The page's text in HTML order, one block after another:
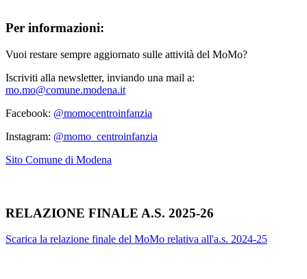
Per informazioni:
Vuoi restare sempre aggiornato sulle attività del MoMo?
Iscriviti alla newsletter, inviando una mail a:
mo.mo@comune.modena.it
Facebook: @momocentroinfanzia
Instagram: @momo_centroinfanzia
Sito Comune di Modena
RELAZIONE FINALE A.S. 2025-26
Scarica la relazione finale del MoMo relativa all'a.s. 2024-25